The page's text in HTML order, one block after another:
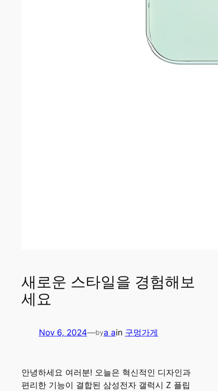
새로운 스타일을 경험해보
세요
Nov 6, 2024—bya ain 구멍가게
안녕하세요 여러분! 오늘은 혁신적인 디자인과
편리한 기능이 결합된 삼성전자 갤럭시 Z 플립